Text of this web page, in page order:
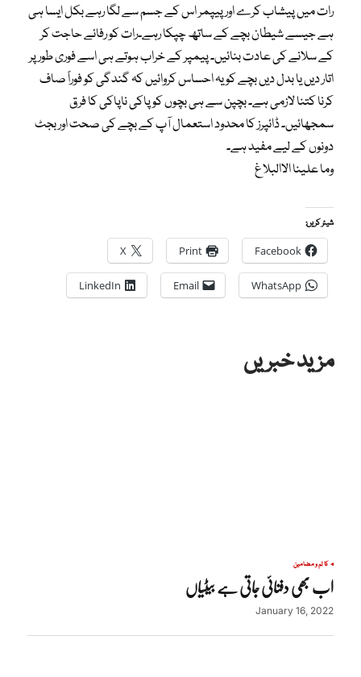
رات میں پیشاب کرے اور پیپمر اس کے جسم سے لگا رہے بکل ایسا ہی
ہے جیسے شیطان بچے کے ساتھ چپکا رہے۔رات کو رفائے حاجت کر
کے سلانے کی عادت بنائیں۔ پیمپر کے خراب ہوتے ہی اسے فوری طور پر
اتار دیں یا بدل دیں بچے کو یہ احساس کروائیں کہ گندگی کو فوراً صاف
کرنا کتنا لازمی ہے۔ بچپن سے ہی بچوں کو پاکی ناپاکی کا فرق
سمجھائیں۔ ڈائپرز کا محدود استعمال آپ کے بچے کی صحت اور بجٹ
دونوں کے لیے مفید ہے۔
وما علینا الاالبلاغ
شیئر کریں:
Facebook
Print
X
WhatsApp
Email
LinkedIn
مزید خبریں
کالم و مضامین
اب بھی دفنائی جاتی ہے بیٹیاں
January 16, 2022